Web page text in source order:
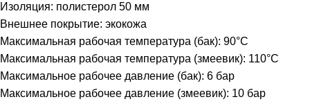
Изоляция: полистерол 50 мм
Внешнее покрытие: экокожа
Максимальная рабочая температура (бак): 90°C
Максимальная рабочая температура (змеевик): 110°C
Максимальное рабочее давление (бак): 6 бар
Максимальное рабочее давление (змеевик): 10 бар